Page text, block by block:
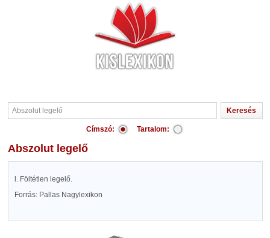
Címszó: Tartalom:
Abszolut legelő
l. Föltétlen legelő.
Forrás: Pallas Nagylexikon